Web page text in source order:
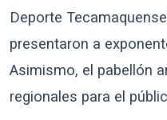
Deporte
presentaron a
Asimismo, el pabellón
regionales para el